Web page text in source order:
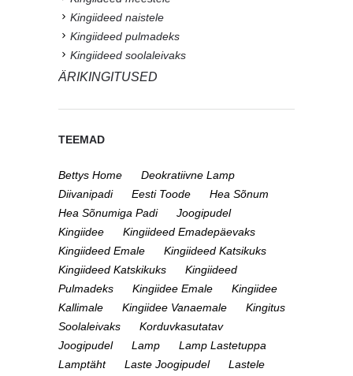
Kingiideed naistele
Kingiideed pulmadeks
Kingiideed soolaleivaks
ÄRIKINGITUSED
TEEMAD
Bettys Home
Deokratiivne Lamp
Diivanipadi
Eesti Toode
Hea Sõnum
Hea Sõnumiga Padi
Joogipudel
Kingiidee
Kingiideed Emadepäevaks
Kingiideed Emale
Kingiideed Katsikuks
Kingiideed Katskikuks
Kingiideed
Pulmadeks
Kingiidee Emale
Kingiidee
Kallimale
Kingiidee Vanaemale
Kingitus
Soolaleivaks
Korduvkasutatav
Joogipudel
Lamp
Lamp Lastetuppa
Lamptäht
Laste Joogipudel
Lastele